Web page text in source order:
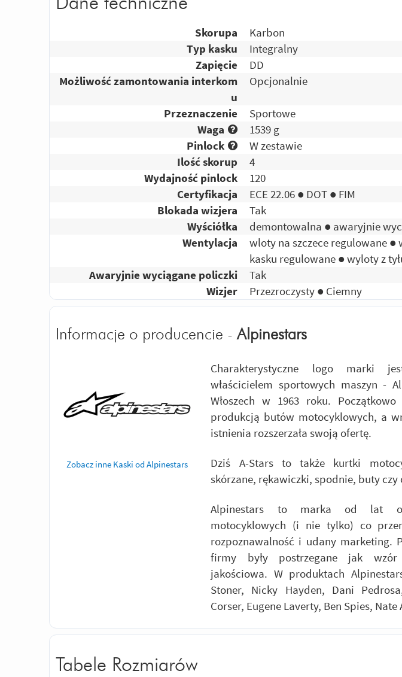
Skorupa
Karbon
Typ kasku
Integralny
Zapięcie
DD
Możliwość zamontowania interkom
u
Opcjonalnie
Przeznaczenie
Sportowe
Waga
1539 g
Pinlock
W zestawie
Ilość skorup
4
Wydajność pinlock
120
Certyfikacja
ECE 22.06 ● DOT ● FIM
Blokada wizjera
Tak
Wyściółka
demontowalna ● awaryjnie
Wentylacja
wloty na szczece regulowane ●
kasku regulowane ● wyloty z
Awaryjnie wyciągane policzki
Tak
Wizjer
Przezroczysty ● Ciemny
Informacje o producencie - Alpinestars
Zobacz inne Kaski od Alpinestars
Charakterystyczne logo marki
właścicielem sportowych maszyn -
Włoszech w 1963 roku.
produkcją butów motocyklowych, a
istnienia rozszerzała swoją ofertę.
Dziś A-Stars to także kurtki
skórzane, rękawiczki, spodnie, buty czy
Alpinestars to marka od lat
motocyklowych (i nie tylko) co
rozpoznawalność i udany marketing.
firmy były postrzegane jak
jakościowa. W produktach
Stoner, Nicky Hayden, Dani
Corser, Eugene Laverty, Ben Spies, Nate
Tabele Rozmiarów